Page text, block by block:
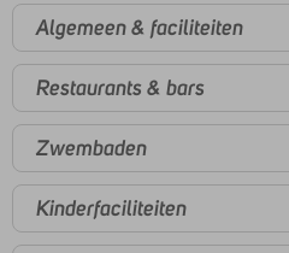
Algemeen & faciliteiten
Restaurants & bars
Zwembaden
Kinderfaciliteiten